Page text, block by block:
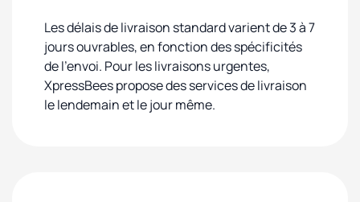
Les délais de livraison standard varient de 3 à 7
jours ouvrables, en fonction des spécificités
de l'envoi. Pour les livraisons urgentes,
XpressBees propose des services de livraison
le lendemain et le jour même.